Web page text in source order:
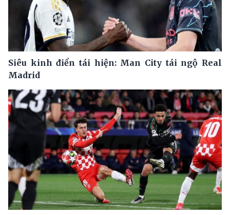
Siêu kinh điển tái hiện: Man City tái ngộ Real
Madrid